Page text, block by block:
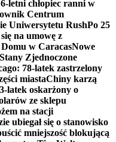
letni chłopiec ranni w
Centrum
Uniwersytetu RushPo 25
na umowę z
Domu w CaracasNowe
Stany Zjednoczone
78-latek zastrzelony
miastaChiny karzą
latek oskarżony o
ze sklepu
na stacji
ubiegał się o stanowisko
mniejszość blokującą